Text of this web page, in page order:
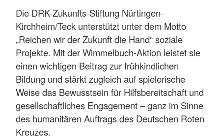
Die DRK-Zukunfts-Stiftung Nürtingen-
Kirchheim/Teck unterstützt unter dem Motto
„Reichen wir der Zukunft die Hand“ soziale
Projekte. Mit der Wimmelbuch-Aktion leistet sie
einen wichtigen Beitrag zur frühkindlichen
Bildung und stärkt zugleich auf spielerische
Weise das Bewusstsein für Hilfsbereitschaft und
gesellschaftliches Engagement – ganz im Sinne
des humanitären Auftrags des Deutschen Roten
Kreuzes.